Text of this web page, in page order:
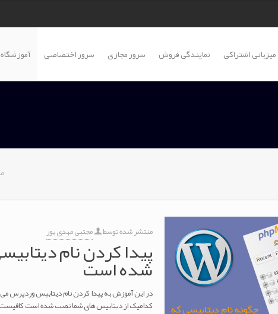
میزبانی اشتراکی نمایندگی فروش سرور مجازی سرور اختصاصی آموزشگاه
منتشر شده توسط مجتبی مهدی پور
پیدا کردن نام
شده است
در این آموزش به پیدا کردن نام دیتابیس وردپرس می
کدامیک از دیتابیس های شما نصب شده است کافیست